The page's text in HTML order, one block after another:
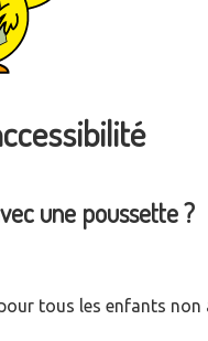
une poussette ?
tous les enfants